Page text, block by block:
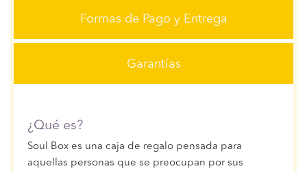
Formas de Pago y Entrega
Garantías
¿Qué es?
Soul Box es una caja de regalo pensada para
aquellas personas que se preocupan por sus